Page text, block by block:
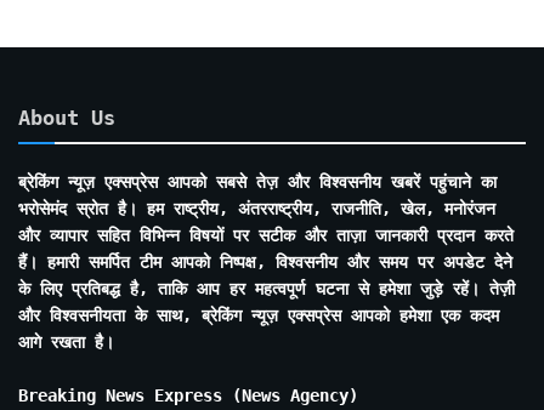
About Us
ब्रेकिंग न्यूज़ एक्सप्रेस आपको सबसे तेज़ और विश्वसनीय खबरें पहुंचाने का
भरोसेमंद स्रोत है। हम राष्ट्रीय, अंतरराष्ट्रीय, राजनीति, खेल, मनोरंजन
और व्यापार सहित विभिन्न विषयों पर सटीक और ताज़ा जानकारी प्रदान करते
हैं। हमारी समर्पित टीम आपको निष्पक्ष, विश्वसनीय और समय पर अपडेट देने
के लिए प्रतिबद्ध है, ताकि आप हर महत्वपूर्ण घटना से हमेशा जुड़े रहें। तेज़ी
और विश्वसनीयता के साथ, ब्रेकिंग न्यूज़ एक्सप्रेस आपको हमेशा एक कदम
आगे रखता है।
Breaking News Express (News Agency)